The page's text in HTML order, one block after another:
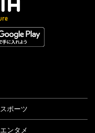
スポーツ
エンタメ